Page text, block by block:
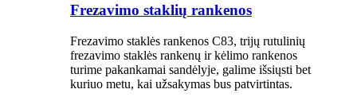
Frezavimo staklių rankenos
Frezavimo staklės rankenos C83, trijų rutulinių
frezavimo staklės rankenų ir kėlimo rankenos
turime pakankamai sandėlyje, galime išsiųsti bet
kuriuo metu, kai užsakymas bus patvirtintas.